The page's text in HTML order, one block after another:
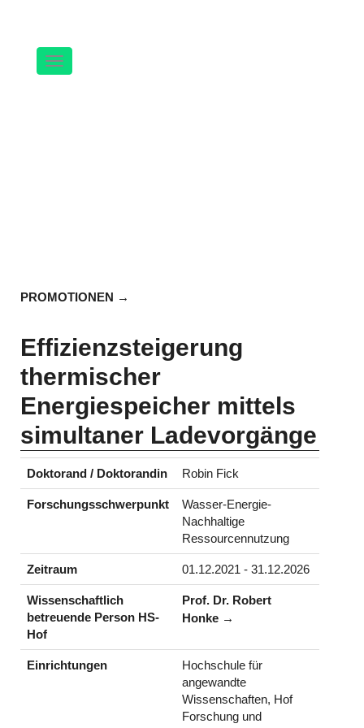
Navigation
PROMOTIONEN
Effizienzsteigerung
thermischer
Energiespeicher mittels
simultaner Ladevorgänge
Doktorand / Doktorandin Robin Fick
Forschungsschwerpunkt
Wasser-Energie-
Nachhaltige
Ressourcennutzung
Zeitraum 01.12.2021 - 31.12.2026
Wissenschaftlich
betreuende Person HS-
Hof
Prof. Dr. Robert
Honke
Einrichtungen
Hochschule für
angewandte
Wissenschaften, Hof
Forschung und